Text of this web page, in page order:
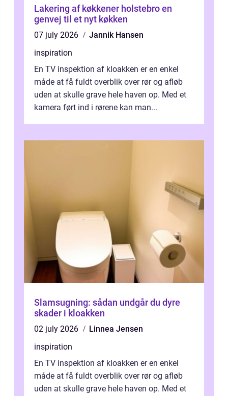
Lakering af køkkener holstebro en
genvej til et nyt køkken
07 july 2026
Jannik Hansen
inspiration
En TV inspektion af kloakken er en enkel
måde at få fuldt overblik over rør og afløb
uden at skulle grave hele haven op. Med et
kamera ført ind i rørene kan man...
Slamsugning: sådan undgår du dyre
skader i kloakken
02 july 2026
Linnea Jensen
inspiration
En TV inspektion af kloakken er en enkel
måde at få fuldt overblik over rør og afløb
uden at skulle grave hele haven op. Med et